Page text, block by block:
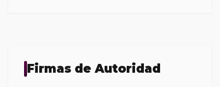
Firmas de Autoridad